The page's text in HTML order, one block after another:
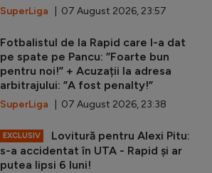
SuperLiga | 07 August 2026, 23:57
Fotbalistul de la Rapid care l-a dat
pe spate pe Pancu: ”Foarte bun
pentru noi!” + Acuzații la adresa
arbitrajului: ”A fost penalty!”
SuperLiga | 07 August 2026, 23:38
EXCLUSIV
Lovitură pentru Alexi Pitu:
s-a accidentat în UTA - Rapid și ar
putea lipsi 6 luni!